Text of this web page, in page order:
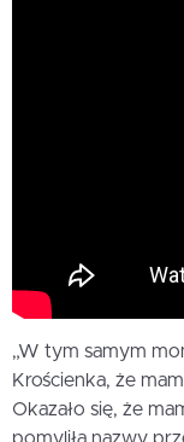
„W tym samym
Krościenka, że
Okazało się, że